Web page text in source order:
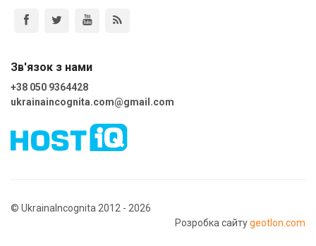
Зв'язок з нами
+38 050 9364428
ukrainaincognita.com@gmail.com
© UkrainaIncognita 2012 - 2026
Розробка сайтуgeotlon.com